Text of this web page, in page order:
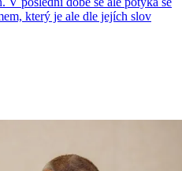
který je ale dle jejích slov